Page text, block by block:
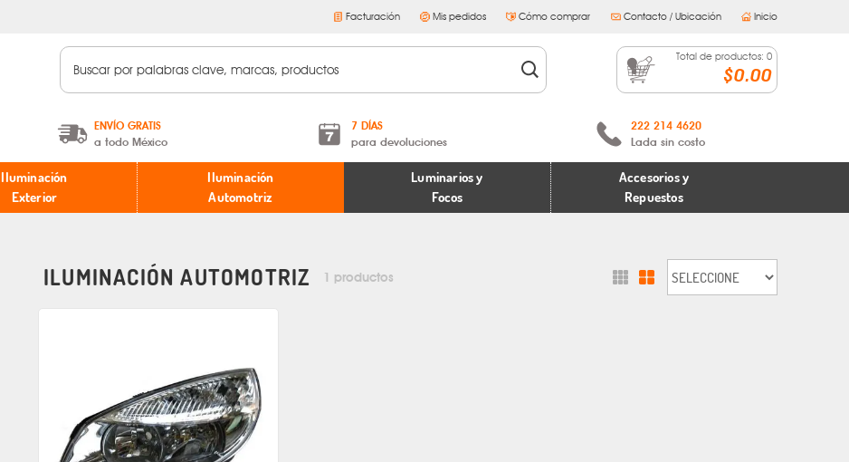
Facturación Mis pedidos Cómo comprar Contacto / Ubicación Inicio
Total de productos: 0
$0.00
ENVÍO GRATIS
a todo México
A partir de $599 MXN.
* Aplican restricciones
7 DÍAS
para devoluciones
Términos y condiciones
Políticas de devoluciones
222 214 4620
Lada sin costo
Iluminación
Exterior
Iluminación
Automotriz
Luminarios y
Focos
Accesorios y
Repuestos
ILUMINACIÓN AUTOMOTRIZ 1 productos